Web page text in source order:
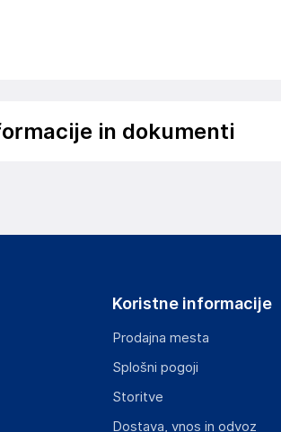
in dokumenti
v EU, ki zagotavlja skladnost izdelka
Koristne informacije
Prodajna mesta
Splošni pogoji
Storitve
Dostava, vnos in odvoz